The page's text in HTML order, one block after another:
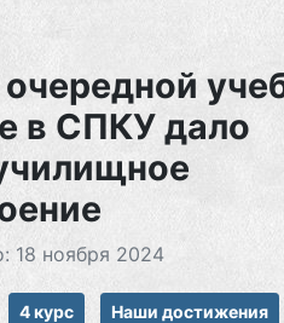
в СПКУ дало
18 ноября 2024
4 курс Наши достижения